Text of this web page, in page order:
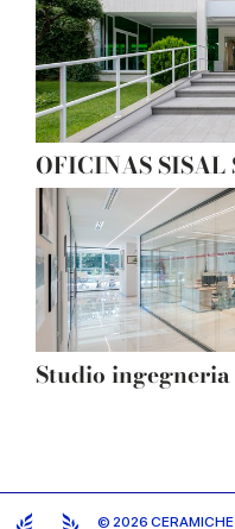
OFICINAS SISAL
Studio
© 2026 CERAMICHE